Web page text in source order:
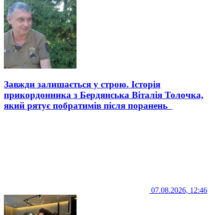
Завжди залишається у строю. Історія
прикордонника з Бердянська Віталія Толочка,
який рятує побратимів після поранень
07.08.2026, 12:46